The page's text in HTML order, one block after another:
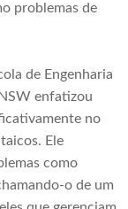
problemas de
de Engenharia
enfatizou
no
Ele
como
o de um